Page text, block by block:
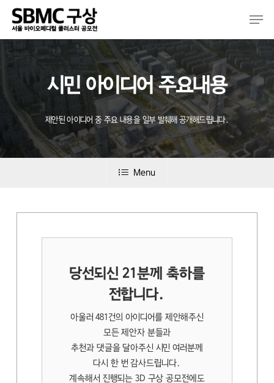
Skip
main
content
시민 아이디어 주요내용
제안된 아이디어 중 주요 내용을 일부 발췌해 공개해드립니다.
Menu
당선되신 21분께 축하를
전합니다.
아울러 481건의 아이디어를 제안해주신
모든 제안자 분들과
추천과 댓글을 달아주신 시민 여러분께
다시 한 번 감사드립니다.
계속해서 진행되는 3D 구상 공모전에도